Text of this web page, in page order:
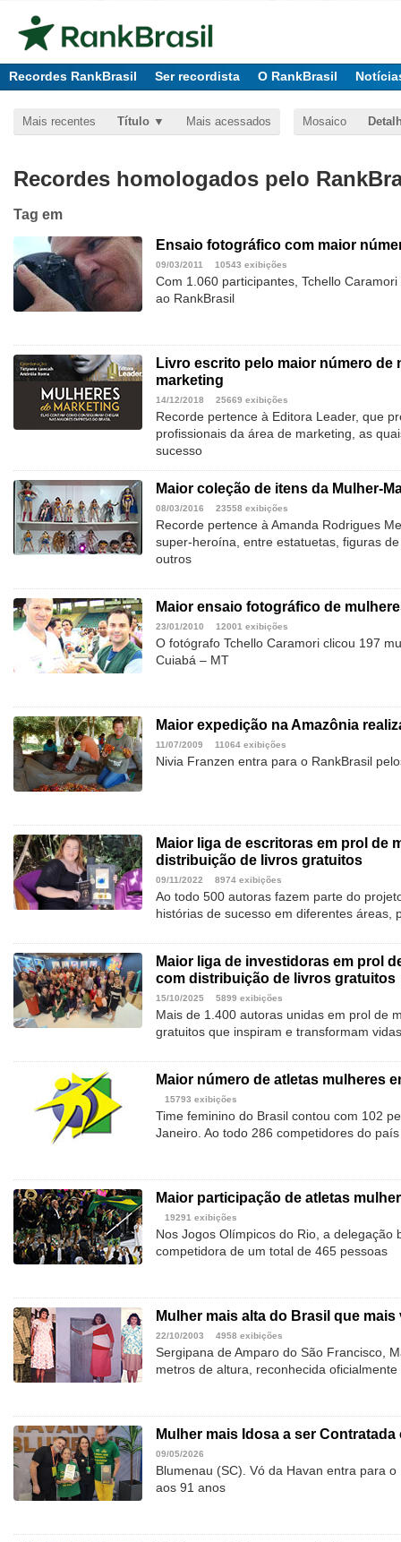
Recordes RankBrasil Ser recordista O RankBrasil
Mais recentes Título Mais acessados Mosaico
Recordes homologados pelo
Tag em
Ensaio fotográfico com maior
09/03/2011 10543 exibições
Com 1.060 participantes, Tchello
ao RankBrasil
Livro escrito pelo maior número
marketing
14/12/2018 25669 exibições
Recorde pertence à Editora Leader, que
profissionais da área de marketing, as
sucesso
Maior coleção de itens da Mulher-
08/03/2016 23558 exibições
Recorde pertence à Amanda Rodrigues
super-heroína, entre estatuetas, figuras
outros
Maior ensaio fotográfico de
23/01/2010 12001 exibições
O fotógrafo Tchello Caramori clicou 197
Cuiabá – MT
Maior expedição na Amazônia
11/07/2009 11064 exibições
Nivia Franzen entra para o RankBrasil
Maior liga de escritoras em prol de
distribuição de livros gratuitos
09/11/2022 8974 exibições
Ao todo 500 autoras fazem parte do
histórias de sucesso em diferentes áreas,
Maior liga de investidoras em prol
com distribuição de livros gratuitos
15/10/2025 5899 exibições
Mais de 1.400 autoras unidas em prol de
gratuitos que inspiram e transformam
Maior número de atletas mulheres
15793 exibições
Time feminino do Brasil contou com 102
Janeiro. Ao todo 286 competidores do
Maior participação de atletas
19291 exibições
Nos Jogos Olímpicos do Rio, a delegação
competidora de um total de 465 pessoas
Mulher mais alta do Brasil que mais
22/10/2003 4958 exibições
Sergipana de Amparo do São Francisco,
metros de altura, reconhecida
Mulher mais Idosa a ser
09/05/2026
Blumenau (SC). Vó da Havan entra para
aos 91 anos